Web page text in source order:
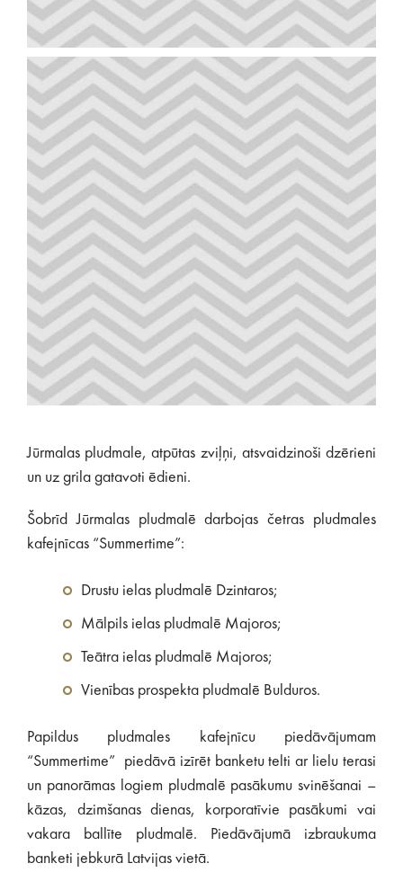
Jūrmalas pludmale, atpūtas zviļņi, atsvaidzinoši dzērieni
un uz grila gatavoti ēdieni.
Šobrīd Jūrmalas pludmalē darbojas četras pludmales
kafejnīcas “Summertime”:
Drustu ielas pludmalē Dzintaros;
Mālpils ielas pludmalē Majoros;
Teātra ielas pludmalē Majoros;
Vienības prospekta pludmalē Bulduros.
Papildus pludmales kafejnīcu piedāvājumam
“Summertime” piedāvā izīrēt banketu telti ar lielu terasi
un panorāmas logiem pludmalē pasākumu svinēšanai –
kāzas, dzimšanas dienas, korporatīvie pasākumi vai
vakara ballīte pludmalē. Piedāvājumā izbraukuma
banketi jebkurā Latvijas vietā.